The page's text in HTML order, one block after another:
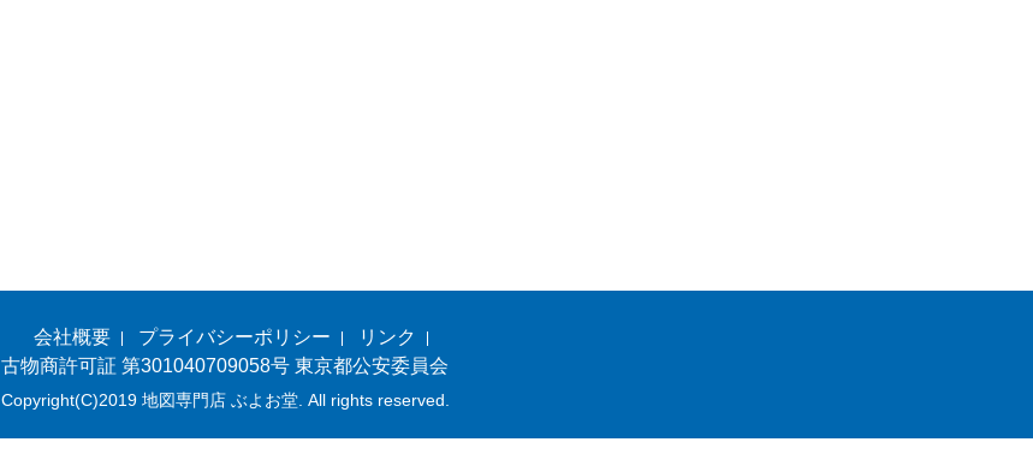
会社概要 プライバシーポリシー
リンク
古物商許可証 第301040709058号 東京都公安委員会
Copyright(C)2019 地図専門店 ぶよお堂. All rights reserved.